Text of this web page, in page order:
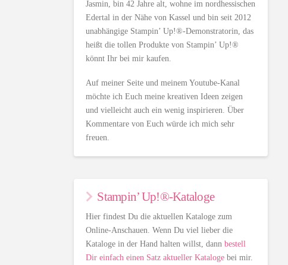
Jasmin, bin 42 Jahre alt, wohne im nordhessischen
Edertal in der Nähe von Kassel und bin seit 2012
unabhängige Stampin’ Up!®-Demonstratorin, das
heißt die tollen Produkte von Stampin’ Up!®
könnt Ihr bei mir kaufen.
Auf meiner Seite und meinem Youtube-Kanal
möchte ich Euch meine kreativen Ideen zeigen
und vielleicht auch ein wenig inspirieren. Über
Kommentare von Euch würde ich mich sehr
freuen.
Stampin’ Up!®-Kataloge
Hier findest Du die aktuellen Kataloge zum
Online-Anschauen. Wenn Du viel lieber die
Kataloge in der Hand halten willst, dannbestell
Dir einfach einen Satz aktueller Kataloge bei mir.